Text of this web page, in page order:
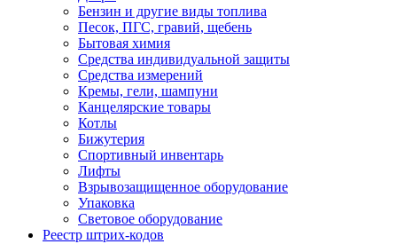
Бензин и другие виды топлива
Песок, ПГС, гравий, щебень
Бытовая химия
Средства индивидуальной защиты
Средства измерений
Кремы, гели, шампуни
Канцелярские товары
Котлы
Бижутерия
Спортивный инвентарь
Лифты
Взрывозащищенное оборудование
Упаковка
Световое оборудование
Реестр штрих-кодов